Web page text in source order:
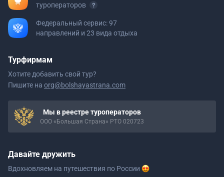
туроператоров
Федеральный сервис: 97
направлений и 23 вида отдыха
Турфирмам
Хотите добавить свой тур?
Пишите на org@bolshayastrana.com
Мы в реестре туроператоров
ООО «Большая Страна» РТО 020723
Давайте дружить
Вдохновляем на путешествия по России